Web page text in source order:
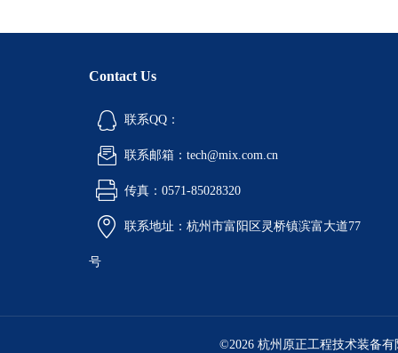
Contact Us
联系QQ：
联系邮箱：tech@mix.com.cn
传真：0571-85028320
联系地址：杭州市富阳区灵桥镇滨富大道77
号
©2026 杭州原正工程技术装备